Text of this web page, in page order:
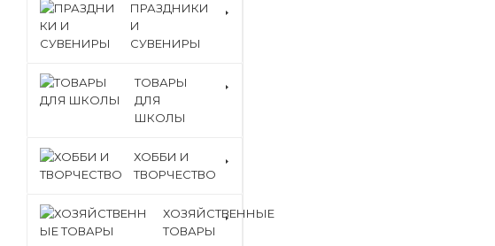
ПРАЗДНИКИ
И
СУВЕНИРЫ
ТОВАРЫ
ДЛЯ
ШКОЛЫ
ХОББИ И
ТВОРЧЕСТВО
ХОЗЯЙСТВЕННЫЕ
ТОВАРЫ